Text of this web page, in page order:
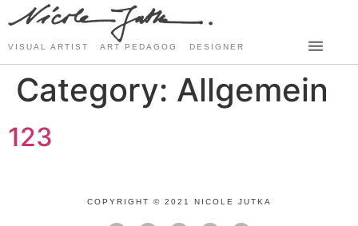
VISUAL ARTIST ART PEDAGOG DESIGNER
Category: Allgemein
123
COPYRIGHT © 2021 NICOLE JUTKA